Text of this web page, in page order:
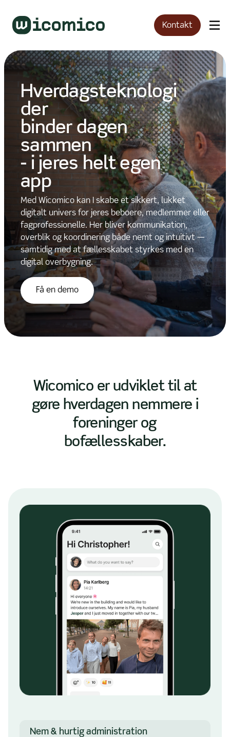
Kontakt
Hverdagsteknologi
der
binder dagen
sammen
- i jeres helt egen
app
Med Wicomico kan I skabe et sikkert, lukket
digitalt univers for jeres beboere, medlemmer eller
fagprofessionelle. Her bliver kommunikation,
overblik og koordinering både nemt og intuitivt —
samtidig med at fællesskabet styrkes med en
digital overbygning.
Få en demo
Hverdagsteknologi
der
binder dagen
sammen
- i jeres helt egen
app
Med Wicomico kan I skabe et sikkert, lukket
digitalt univers for jeres beboere, medlemmer eller
fagprofessionelle. Her bliver kommunikation,
overblik og koordinering både nemt og intuitivt —
samtidig med at fællesskabet styrkes med en
digital overbygning.
Få en demo
Wicomico er udviklet til at
gøre hverdagen nemmere i
foreninger og
bofællesskaber.
Nem & hurtig administration